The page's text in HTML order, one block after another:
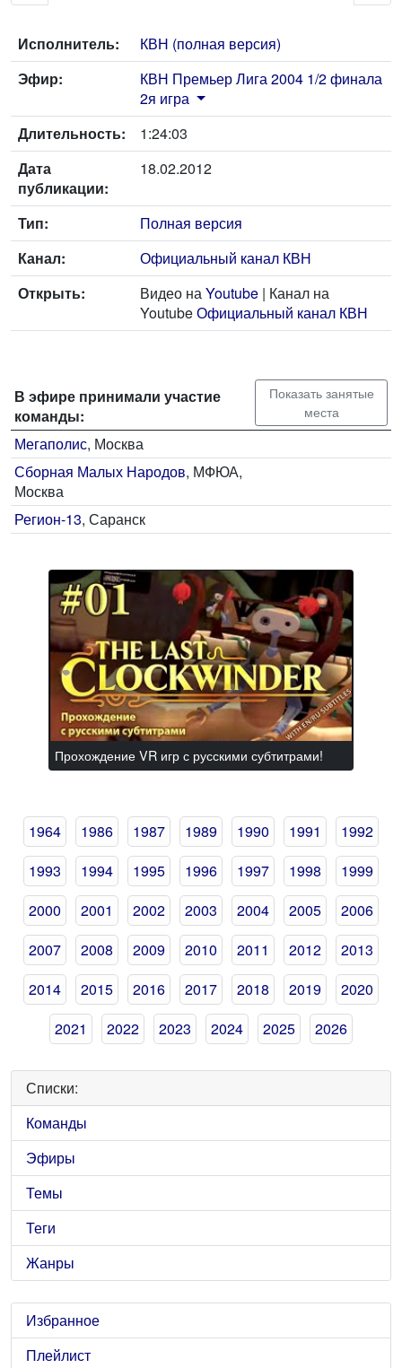
Исполнитель:
КВН (полная версия)
Эфир:
КВН Премьер Лига 2004 1/2 финала
2я игра
Длительность:
1:24:03
Дата
публикации:
18.02.2012
Тип:
Полная версия
Канал:
Официальный канал КВН
Открыть:
Видео наYoutube | Канал на
YoutubeОфициальный канал КВН
В эфире принимали участие
команды:
Показать занятые
места
Мегаполис, Москва
Сборная Малых Народов, МФЮА,
Москва
Регион-13, Саранск
Прохождение VR игр с русскими субтитрами!
1964 1986 1987 1989 1990 1991
1992
1993
1994 1995 1996 1997 1998
1999
2000
2001 2002 2003 2004 2005
2006
2007
2008 2009 2010 2011 2012
2013
2014
2015 2016 2017 2018 2019
2020
2021
2022 2023 2024 2025 2026
Списки:
Команды
Эфиры
Темы
Теги
Жанры
Избранное
Плейлист